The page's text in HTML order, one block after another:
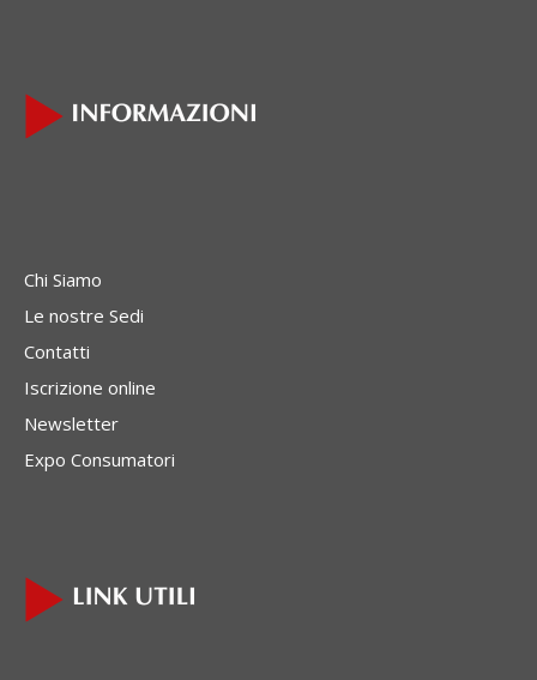
Chi Siamo
Le nostre Sedi
Contatti
Iscrizione online
Newsletter
Expo Consumatori